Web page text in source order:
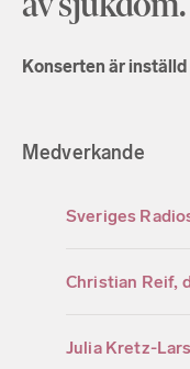
Konserten är
Medverkande
Sveriges
Christian Reif,
Julia Kretz-